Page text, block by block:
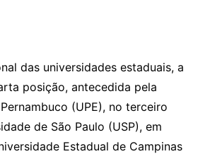
das universidades estaduais, a
posição, antecedida pela
(UPE), no terceiro
de São Paulo (USP), em
Estadual de Campinas